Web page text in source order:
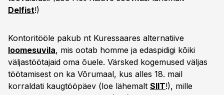
Delfist!)
Kontoritööle pakub nt Kuressaares alternatiive
loomesuvila, mis ootab homme ja edaspidigi kõiki
väljastöötajaid oma õuele. Värsked kogemused väljas
töötamisest on ka Võrumaal, kus alles 18. mail
korraldati kaugtööpäev (loe lähemalt SIIT!), mille